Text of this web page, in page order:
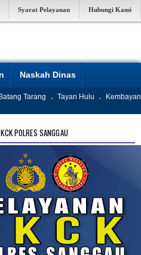
Syarat Pelayanan Hubungi Kami
Naskah Dinas
Tarang . Tayan Hulu .
Kembayan
POLRES SANGGAU